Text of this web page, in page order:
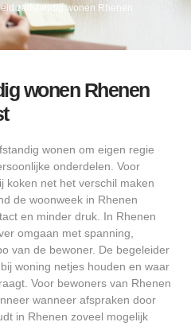
zelfstandig wonen Rhenen
wonen Rhenen
wonen om eigen regie
onderdelen. Voor
koken net het verschil maken
de woonweek in Rhenen
en minder druk. In Rhenen
omgaan met spanning,
van de bewoner. De begeleider
woning netjes houden en waar
Voor bewoners van Rhenen
wanneer afspraken door
in Rhenen zoveel mogelijk